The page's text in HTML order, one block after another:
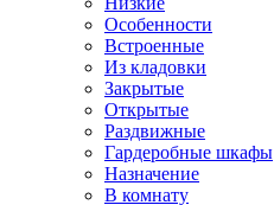
Особенности
Встроенные
Из кладовки
Закрытые
Открытые
Раздвижные
Гардеробные шкафы
Назначение
В комнату